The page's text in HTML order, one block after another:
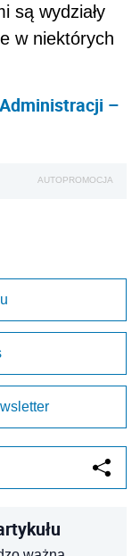
są wydziały
w niektórych
–
AUTOPROMOCJA